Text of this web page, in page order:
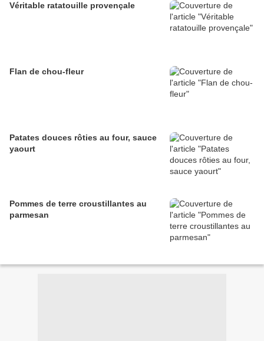
Véritable ratatouille provençale
Flan de chou-fleur
Patates douces rôties au four, sauce
yaourt
Pommes de terre croustillantes au
parmesan